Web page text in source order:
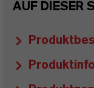
AUF DIESER